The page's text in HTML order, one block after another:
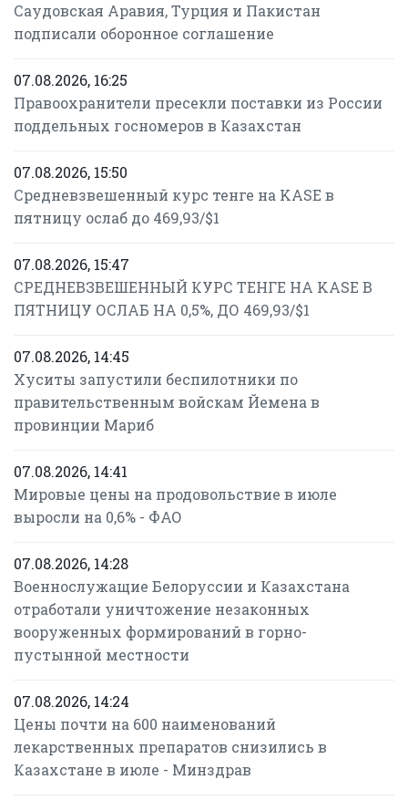
Саудовская Аравия, Турция и Пакистан
подписали оборонное соглашение
07.08.2026, 16:25
Правоохранители пресекли поставки из России
поддельных госномеров в Казахстан
07.08.2026, 15:50
Средневзвешенный курс тенге на KASE в
пятницу ослаб до 469,93/$1
07.08.2026, 15:47
СРЕДНЕВЗВЕШЕННЫЙ КУРС ТЕНГЕ НА KASE В
ПЯТНИЦУ ОСЛАБ НА 0,5%, ДО 469,93/$1
07.08.2026, 14:45
Хуситы запустили беспилотники по
правительственным войскам Йемена в
провинции Мариб
07.08.2026, 14:41
Мировые цены на продовольствие в июле
выросли на 0,6% - ФАО
07.08.2026, 14:28
Военнослужащие Белоруссии и Казахстана
отработали уничтожение незаконных
вооруженных формирований в горно-
пустынной местности
07.08.2026, 14:24
Цены почти на 600 наименований
лекарственных препаратов снизились в
Казахстане в июле - Минздрав